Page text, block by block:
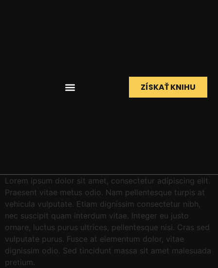
ZÍSKAŤ KNIHU
Lorem ipsum dolor sit amet, consectetur adipiscing elit.
Praesent vitae metus odio. Nam pellentesque turpis at
vehicula vulputate. Etiam dignissim consectetur nibh,
nec suscipit quam interdum vitae. Integer eu justo
ornare, luctus purus ultrices, pellentesque nisi. Cras sed
vulputate purus. Fusce at elementum dolor, vitae
dignissim odio. Sed tincidunt massa sit amet malesuada
pretium.